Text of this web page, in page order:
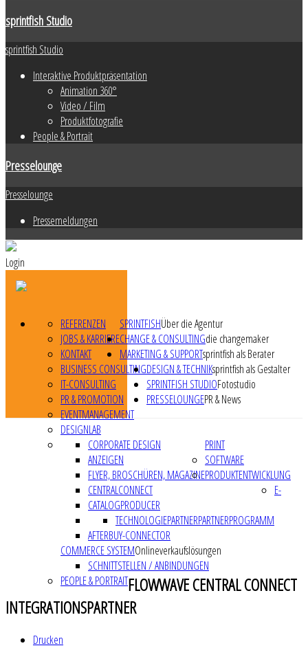
sprintfish Studio
sprintfish Studio
Interaktive Produktpräsentation
Animation 360°
Video / Film
Produktfotografie
People & Portrait
Presselounge
Presselounge
Pressemeldungen
Login
SPRINTFISHÜber die Agentur
REFERENZEN
JOBS & KARRIERE
KONTAKT
CHANGE & CONSULTINGdie changemaker
MARKETING & SUPPORTsprintfish als Berater
BUSINESS CONSULTING
IT-CONSULTING
PR & PROMOTION
EVENTMANAGEMENT
DESIGNLAB
DESIGN & TECHNIKsprintfish als Gestalter
PRINT
CORPORATE DESIGN
ANZEIGEN
FLYER, BROSCHÜREN, MAGAZINE
SOFTWARE
CENTRALCONNECT
CATALOGPRODUCER
PARTNERPROGRAMM
TECHNOLOGIEPARTNER
AFTERBUY-CONNECTOR
PRODUKTENTWICKLUNG
E-
COMMERCE SYSTEMOnlineverkaufslösungen
SCHNITTSTELLEN / ANBINDUNGEN
SPRINTFISH STUDIOFotostudio
PEOPLE & PORTRAIT
PRESSELOUNGEPR & News
FLOWWAVE CENTRAL CONNECT
INTEGRATIONSPARTNER
Drucken